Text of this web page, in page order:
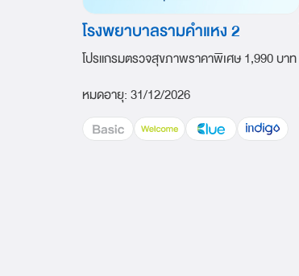
โรงพยาบาลรามคำแหง 2
โปรแกรมตรวจสุขภาพราคาพิเศษ 1,990 บาท
หมดอายุ:31/12/2026